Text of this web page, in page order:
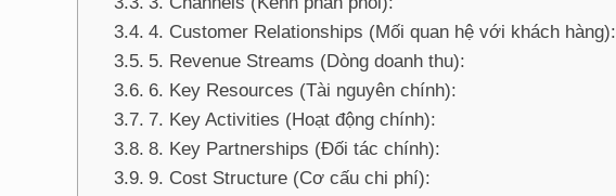
4. Customer Relationships (Mối quan hệ với khách hàng):
5. Revenue Streams (Dòng doanh thu):
6. Key Resources (Tài nguyên chính):
7. Key Activities (Hoạt động chính):
8. Key Partnerships (Đối tác chính):
9. Cost Structure (Cơ cấu chi phí):